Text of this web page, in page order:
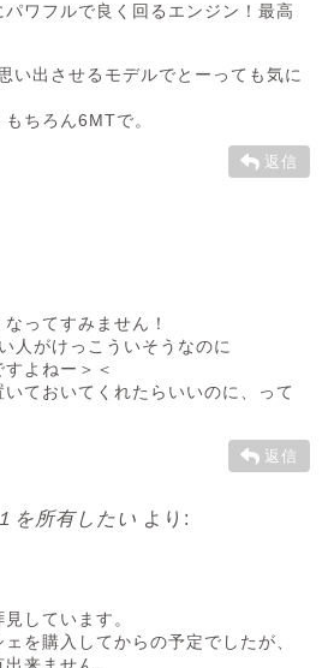
ワフルで良く回るエンジン！最高
い出させるモデルでとーっても気に
ちろん6MTで。
返信
ってすみません！
人がけっこういそうなのに
よねー＞＜
ておいてくれたらいいのに、って
返信
を所有したい より:
しています。
を購入してからの予定でしたが、